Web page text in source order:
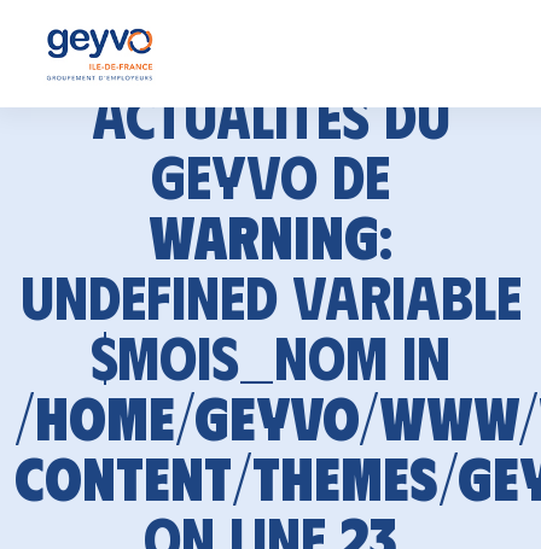
Actualités du
GEYVO de
Warning:
Undefined variable
$mois_nom in
/home/geyvo/
content/themes/